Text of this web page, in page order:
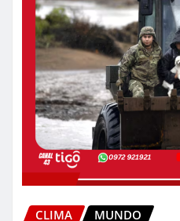
CLIMA MUNDO